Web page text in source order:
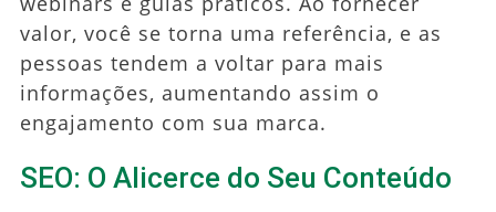
valor, você se torna uma referência, e as
pessoas tendem a voltar para mais
informações, aumentando assim o
engajamento com sua marca.
SEO: O Alicerce do Seu Conteúdo